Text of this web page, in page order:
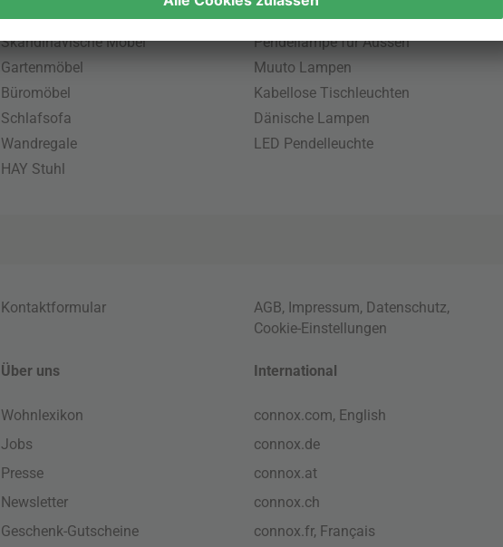
Skandinavische Möbel
Gartenmöbel
Büromöbel
Schlafsofa
Wandregale
HAY Stuhl
Pendellampe für Aussen
Muuto Lampen
Kabellose Tischleuchten
Dänische Lampen
LED Pendelleuchte
Kontaktformular AGB, Impressum, Datenschutz,
Cookie-Einstellungen
Über uns
Wohnlexikon
Jobs
Presse
Newsletter
Geschenk-Gutscheine
International
connox.com, English
connox.de
connox.at
connox.ch
connox.fr, Français